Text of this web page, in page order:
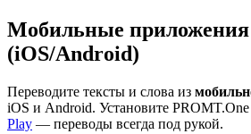
Мобильные приложения
(iOS/Android)
Переводите тексты и слова из
iOS и Android. Установите PROMT.One
Play — переводы всегда под рукой.